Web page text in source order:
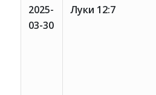
2025-
03-30
Луки 12:7